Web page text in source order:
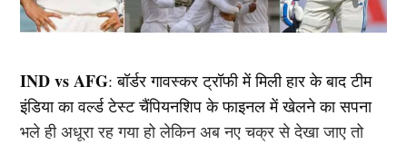
IND vs AFG: बॉर्डर गावस्कर ट्रॉफी में मिली हार के बाद टीम
इंडिया का वर्ल्ड टेस्ट चैंपियनशिप के फाइनल में खेलने का सपना
भले ही अधूरा रह गया हो लेकिन अब नए चक्र से देखा जाए तो